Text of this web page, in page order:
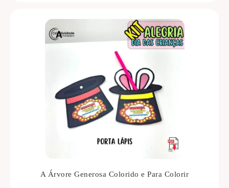
A Árvore Generosa Colorido e Para Colorir